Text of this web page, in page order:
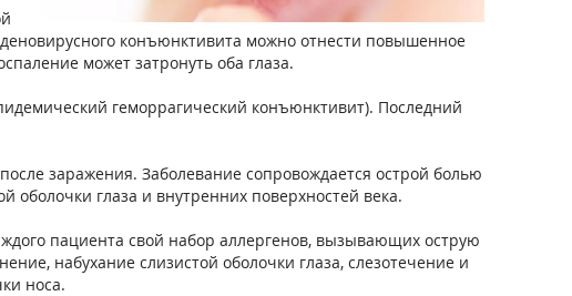
конъюнктивита можно отнести повышенное
может затронуть оба глаза.
геморрагический конъюнктивит). Последний
заражения. Заболевание сопровождается острой болью
глаза и внутренних поверхностей века.
пациента свой набор аллергенов, вызывающих острую
набухание слизистой оболочки глаза, слезотечение и
носа.